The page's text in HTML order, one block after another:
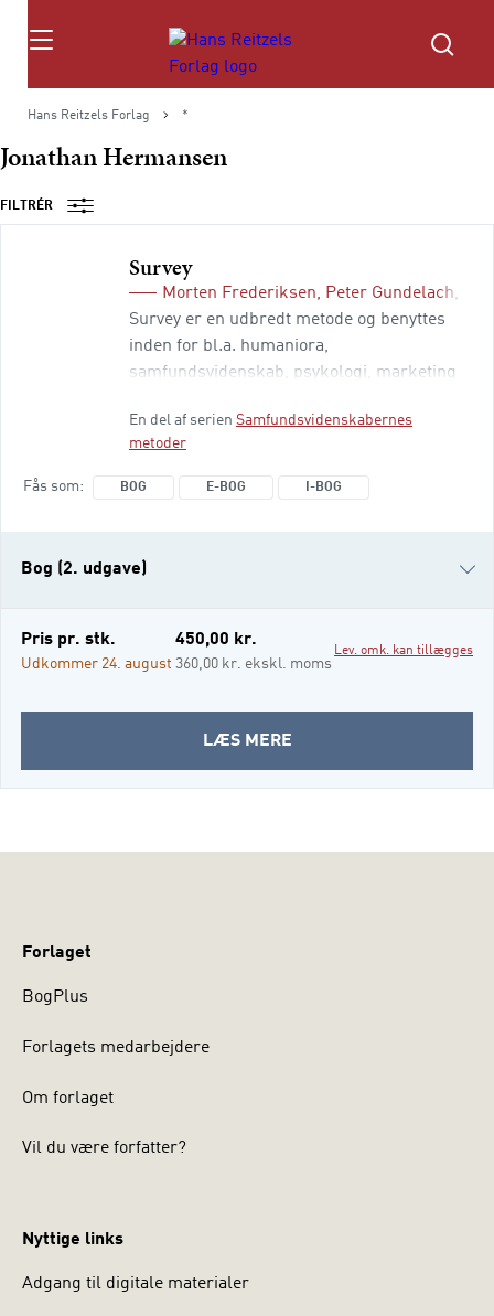
Søg
Hans Reitzels Forlag *
Jonathan Hermansen
FILTRÉR
Survey
Morten Frederiksen, Peter Gundelach,
Survey er en udbredt metode og benyttes
inden for bl.a. humaniora,
samfundsvidenskab, psykologi, marketing
forskningsverdenen er der mange
organisationer som f.eks. konsulentfirmaer
og offentlige institutioner, der arbejder med
indføring i design af undersøgelsen og
En del af serien Samfundsvidenskabernes
metoder
Fås som BOG E-BOG I-BOG
Bog (2. udgave)
Bog (1. udgave)
e-bog
Pris pr. stk.
Udkommer 24. august
450,00 kr.
360,00 kr. ekskl. moms
Lev. omk. kan tillægges
LÆS MEREOM
SURVEY
Forlaget
BogPlus
Forlagets medarbejdere
Om forlaget
Vil du være forfatter?
Nyttige links
Adgang til digitale materialer